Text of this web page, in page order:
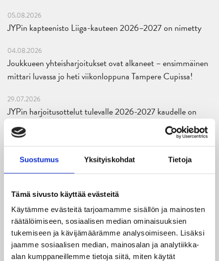
Suostumus Yksityiskohdat Tietoja
Tämä sivusto käyttää evästeitä
Käytämme evästeitä tarjoamamme sisällön ja mainosten
räätälöimiseen, sosiaalisen median ominaisuuksien
tukemiseen ja kävijämäärämme analysoimiseen. Lisäksi
jaamme sosiaalisen median, mainosalan ja analytiikka-
alan kumppaneillemme tietoja siitä, miten käytät
05.08.2026
JYPin kapteenisto Liiga-kauteen 2026–2027 on nimetty
04.08.2026
Joukkueen yhteisharjoitukset ovat alkaneet – ensimmäinen
mittari luvassa jo heti viikonloppuna Tampere Cupissa!
29.07.2026
JYPin harjoitusottelut tulevalle 2026-2027 kaudelle on
julkaistu!
27.07.2026
Ruotsalaishyökkääjä Arvid Costmar JYPiin
JYP ja Secto Rally Finland yhteistyöhön
02.06.2026
Liiga-kauden 2026-2027 otteluohjelma on julkaistu!
27.05.2026